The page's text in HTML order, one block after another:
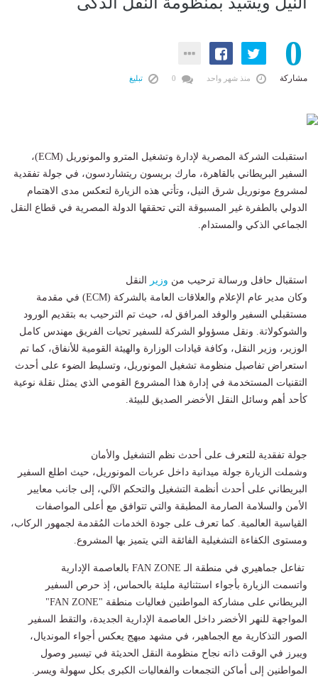
0
مشاركة منذ شهر واحد تبليغ
استقبلت الشركة المصرية لإدارة وتشغيل المترو والمونوريل (ECM)،
السفير البريطاني بالقاهرة، مارك بريسون ريتشاردسون، في جولة تفقدية
لمشروع مونوريل شرق النيل، وتأتي هذه الزيارة لتعكس مدى الاهتمام
الدولي بالطفرة غير المسبوقة التي تحققها الدولة المصرية في قطاع النقل
الجماعي الذكي والمستدام.
​استقبال حافل ورسالة ترحيب من وزير النقل
وكان مدير عام الإعلام والعلاقات العامة بالشركة (ECM) في مقدمة
مستقبلي السفير والوفد المرافق له، حيث تم الترحيب به بتقديم الورود
والشوكولاتة. ونقل مسؤولو الشركة للسفير تحيات الفريق مهندس كامل
الوزير، وزير النقل، وكافة قيادات الوزارة والهيئة القومية للأنفاق، كما تم
استعراض تفاصيل منظومة تشغيل المونوريل، وتسليط الضوء على أحدث
التقنيات المستخدمة في إدارة هذا المشروع القومي الذي يمثل نقلة نوعية
كأحد أهم وسائل النقل الأخضر الصديق للبيئة.
​جولة تفقدية للتعرف على أحدث نظم التشغيل والأمان
وشملت الزيارة جولة ميدانية داخل عربات المونوريل، حيث اطلع السفير
البريطاني على أحدث أنظمة التشغيل والتحكم الآلي، إلى جانب معايير
الأمن والسلامة الصارمة المطبقة والتي تتوافق مع أعلى المواصفات
القياسية العالمية. كما تعرف على جودة الخدمات المُقدمة لجمهور الركاب،
ومستوى الكفاءة التشغيلية الفائقة التي يتميز بها المشروع.
​ تفاعل جماهيري في منطقة الـ FAN ZONE بالعاصمة الإدارية
واتسمت الزيارة بأجواء استثنائية مليئة بالحماس، إذ حرص السفير
البريطاني على مشاركة المواطنين فعاليات منطقة "FAN ZONE"
المواجهة للنهر الأخضر داخل العاصمة الإدارية الجديدة، والتقط السفير
الصور التذكارية مع الجماهير، في مشهد مبهج يعكس أجواء المونديال،
ويبرز في الوقت ذاته نجاح منظومة النقل الحديثة في تيسير وصول
المواطنين إلى أماكن التجمعات والفعاليات الكبرى بكل سهولة ويسر.